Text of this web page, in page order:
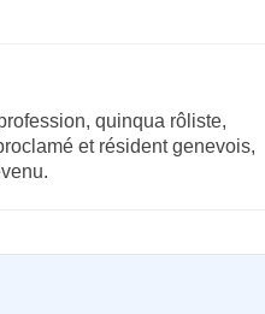
quinqua rôliste,
et résident genevois,